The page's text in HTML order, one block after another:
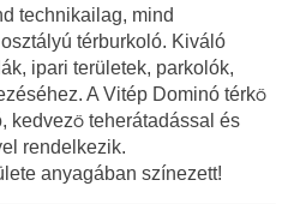
technikailag, mind
térburkoló. Kiváló
ipari területek, parkolók,
A Vitép Dominó térkő
kedvező teherátadással és
rendelkezik.
anyagában színezett!